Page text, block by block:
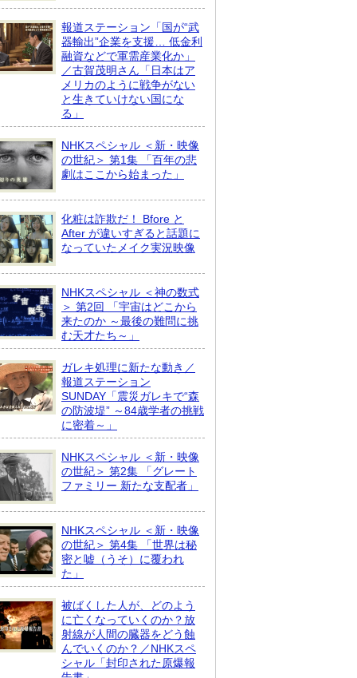
報道ステーション「国が“武
器輸出”企業を支援… 低金利
融資などで軍需産業化か」
／古賀茂明さん「日本はア
メリカのように戦争がない
と生きていけない国にな
る」
NHKスペシャル ＜新・映像
の世紀＞ 第1集 「百年の悲
劇はここから始まった」
化粧は詐欺だ！ Bfore と
After が違いすぎると話題に
なっていたメイク実況映像
NHKスペシャル ＜神の数式
＞ 第2回 「宇宙はどこから
来たのか ～最後の難問に挑
む天才たち～」
ガレキ処理に新たな動き／
報道ステーション
SUNDAY「震災ガレキで“森
の防波堤” ～84歳学者の挑戦
に密着～」
NHKスペシャル ＜新・映像
の世紀＞ 第2集 「グレート
ファミリー 新たな支配者」
NHKスペシャル ＜新・映像
の世紀＞ 第4集 「世界は秘
密と嘘（うそ）に覆われ
た」
被ばくした人が、どのよう
に亡くなっていくのか？放
射線が人間の臓器をどう蝕
んでいくのか？／NHKスペ
シャル「封印された原爆報